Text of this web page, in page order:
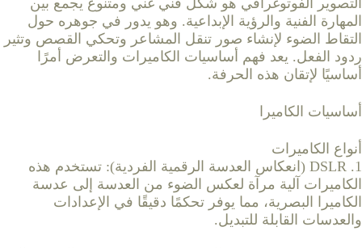
التصوير الفوتوغرافي هو شكل فني غني ومتنوع يجمع بين
المهارة الفنية والرؤية الإبداعية. وهو يدور في جوهره حول
التقاط الضوء لإنشاء صور تنقل المشاعر وتحكي القصص وتثير
ردود الفعل. يعد فهم أساسيات الكاميرات والتعرض أمرًا
أساسيًا لإتقان هذه الحرفة.
أساسيات الكاميرا
أنواع الكاميرات
1. DSLR (انعكاس العدسة الرقمية الفردية): تستخدم هذه
الكاميرات آلية مرآة لعكس الضوء من العدسة إلى عدسة
الكاميرا البصرية، مما يوفر تحكمًا دقيقًا في الإعدادات
والعدسات القابلة للتبديل.